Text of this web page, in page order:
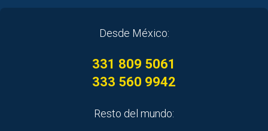
Desde México:
331 809 5061
333 560 9942
Resto del mundo: